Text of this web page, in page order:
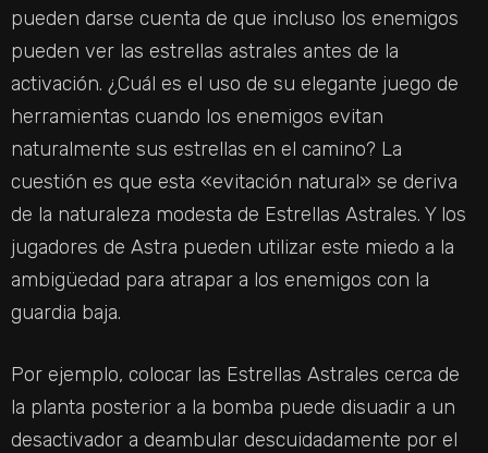
pueden darse cuenta de que incluso los enemigos
pueden ver las estrellas astrales antes de la
activación. ¿Cuál es el uso de su elegante juego de
herramientas cuando los enemigos evitan
naturalmente sus estrellas en el camino? La
cuestión es que esta «evitación natural» se deriva
de la naturaleza modesta de Estrellas Astrales. Y los
jugadores de Astra pueden utilizar este miedo a la
ambigüedad para atrapar a los enemigos con la
guardia baja.
Por ejemplo, colocar las Estrellas Astrales cerca de
la planta posterior a la bomba puede disuadir a un
desactivador a deambular descuidadamente por el